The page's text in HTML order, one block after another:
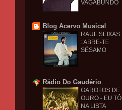
VAGABUNDO
Blog Acervo Musical
RAUL SEIXAS
: ABRE-TE
SÉSAMO
Rádio Do Gaudério
GAROTOS DE
OURO - EU TÔ
NA LISTA